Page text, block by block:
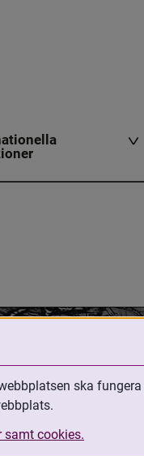
ska
samt cookies.